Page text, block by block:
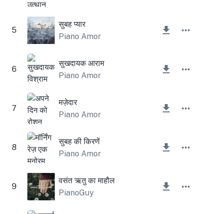
5
सुबह प्यार
Piano Amor
6
सुखदायक आराम
Piano Amor
7
मज़ेदार
Piano Amor
8
सुबह की किरणें
Piano Amor
9
वसंत ऋतु का माहौल
PianoGuy